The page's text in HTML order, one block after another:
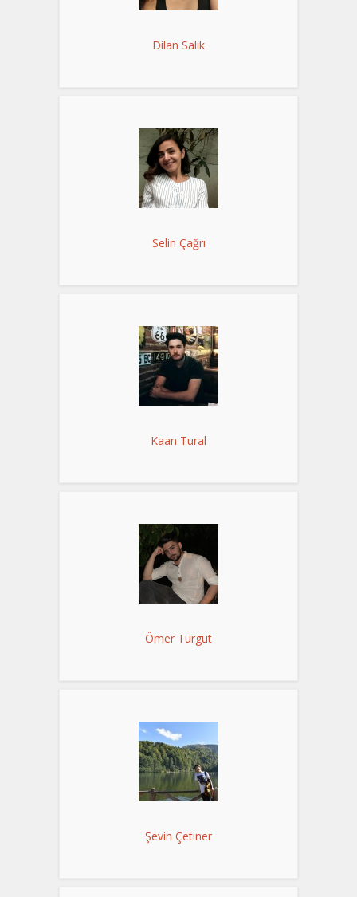
Dilan Salık
Selin Çağrı
Kaan Tural
Ömer Turgut
Şevin Çetiner